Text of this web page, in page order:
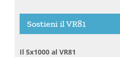
Sostieni il VR81
Il 5x1000 al VR81